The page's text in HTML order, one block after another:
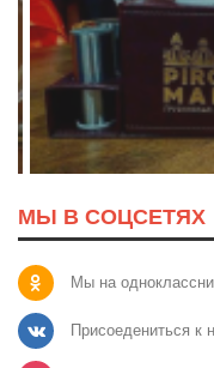
МЫ В СОЦСЕТЯХ
Мы на
Присоедениться к